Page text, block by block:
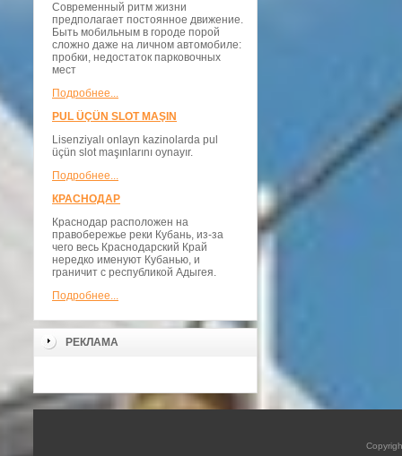
Современный ритм жизни
предполагает постоянное движение.
Быть мобильным в городе порой
сложно даже на личном автомобиле:
пробки, недостаток парковочных
мест
Подробнее...
PUL ÜÇÜN SLOT MAŞIN
Lisenziyalı onlayn kazinolarda pul
üçün slot maşınlarını oynayır.
Подробнее...
КРАСНОДАР
Краснодар расположен на
правобережье реки Кубань, из-за
чего весь Краснодарский Край
нередко именуют Кубанью, и
граничит с республикой Адыгея.
Подробнее...
РЕКЛАМА